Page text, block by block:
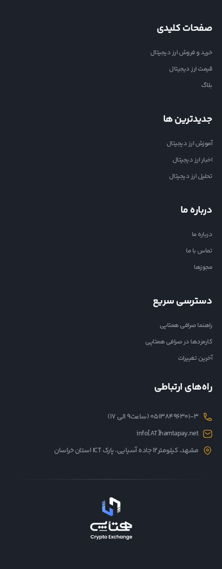
صفحات کلیدی
خرید و فروش ارز دیجیتال
قیمت ارز دیجیتال
بلاگ
جدیدترین ها
آموزش ارز دیجیتال
اخبار ارز دیجیتال
تحلیل ارز دیجیتال
درباره ما
درباره ما
تماس با ما
مجوزها
دسترسی سریع
راهنما صرافی همتاپی
کارمزدها در صرافی همتاپی
آخرین تغییرات
راه‌های ارتباطی
05138496301-3 (ساعت۹ الی ۱۷)
info[AT]hamtapay.net
مشهد، کیلومتر12 جاده آسیایی، پارک ICT استان خراسان